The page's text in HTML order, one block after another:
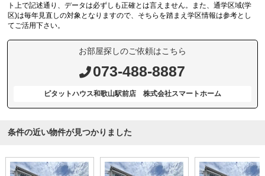
ト上で記述通り、データは必ずしも正確とは言えません。また、通学区域(学
区)は毎年見直しの対象となりますので、そちらを踏まえ学区情報は参考とし
てご活用下さい。
お部屋探しのご依頼はこちら
073-488-8887
ピタットハウス和歌山駅前店 株式会社スマートホーム
条件の近い物件が見つかりました